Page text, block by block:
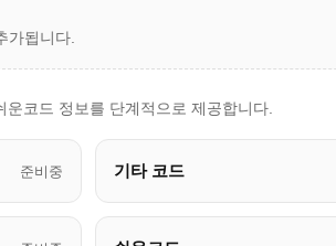
가됩니다.
코드 정보를 단계적으로 제공합니다.
준비중 기타 코드